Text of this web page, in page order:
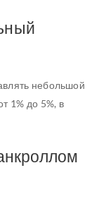
небольшой
1% до 5%, в